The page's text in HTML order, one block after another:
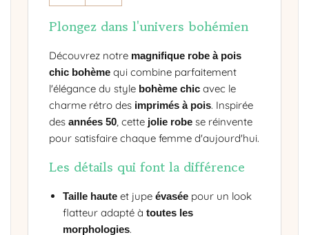
Plongez dans l'univers bohémien
Découvrez notre magnifique robe à pois
chic bohème qui combine parfaitement
l'élégance du style bohème chic avec le
charme rétro des imprimés à pois. Inspirée
desannées 50, cette jolie robe se réinvente
pour satisfaire chaque femme d'aujourd'hui.
Les détails qui font la différence
Taille hauteet jupe évaséepour un look
flatteur adapté à toutes les
morphologies.